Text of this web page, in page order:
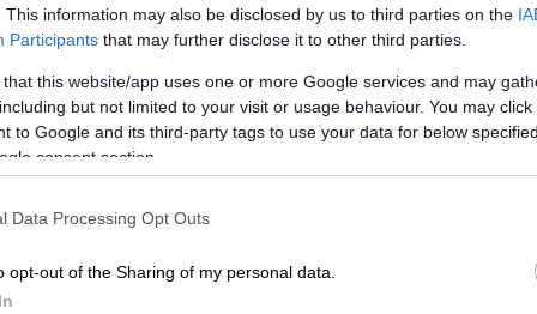
This information may also be disclosed by us to third parties on the
Participants that may further disclose it to other third parties.
that this website/app uses one or more Google services and may
but not limited to your visit or usage behaviour. You may
to Google and its third-party tags to use your data for below
consent section.
Data Processing Opt Outs
opt-out of the Sharing of my personal data.
budov, vrátane maštalí a stodôl. Jedna z dvoch
Navštívenia Panny Márie z roku 1875. Druhá cesta
Práve vďaka tejto výnimočne zachovanej
v roku 1993 zapísaný doZoznamu svetového